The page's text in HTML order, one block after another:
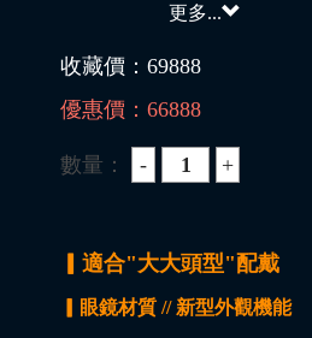
更多...
收藏價： 69888
優惠價： 66888
數量：
▎適合"大大頭型"配戴
▎眼鏡材質 // 新型外觀機能